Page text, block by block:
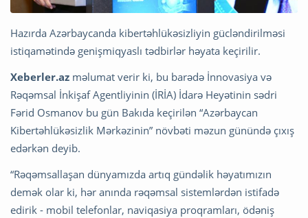
Hazırda Azərbaycanda kibertəhlükəsizliyin gücləndirilməsi
istiqamətində genişmiqyaslı tədbirlər həyata keçirilir.
Xeberler.az məlumat verir ki, bu barədə İnnovasiya və
Rəqəmsal İnkişaf Agentliyinin (İRİA) İdarə Heyətinin sədri
Fərid Osmanov bu gün Bakıda keçirilən “Azərbaycan
Kibertəhlükəsizlik Mərkəzinin” növbəti məzun günündə çıxış
edərkən deyib.
“Rəqəmsallaşan dünyamızda artıq gündəlik həyatımızın
demək olar ki, hər anında rəqəmsal sistemlərdən istifadə
edirik - mobil telefonlar, naviqasiya proqramları, ödəniş